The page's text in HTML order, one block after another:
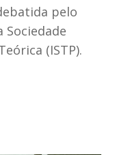
pelo
Sociedade
(ISTP).